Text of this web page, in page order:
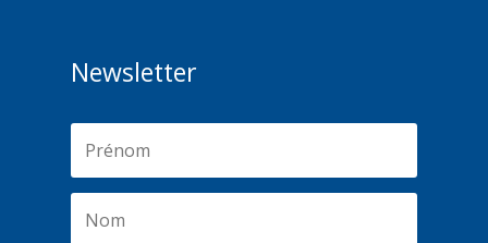
Newsletter